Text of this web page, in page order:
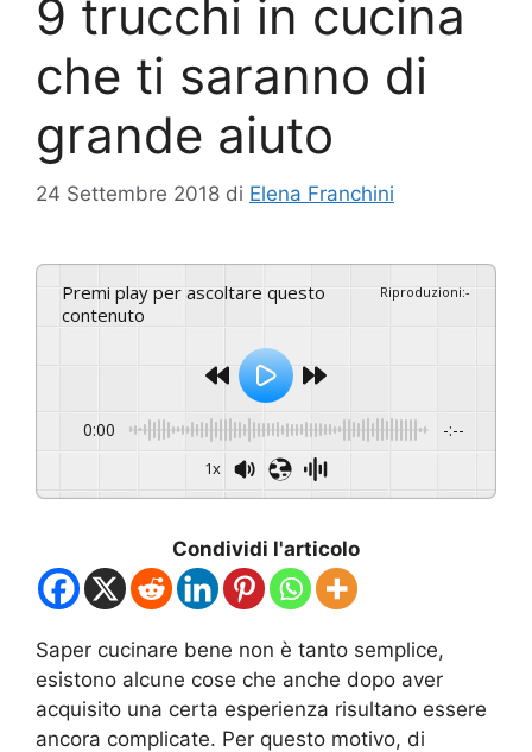
9 trucchi in cucina
che ti saranno di
grande aiuto
24 Settembre 2018 di Elena Franchini
Premi play per ascoltare questo
contenuto
Riproduzioni:-
0:00 -:--
1x
Condividi l'articolo
Saper cucinare bene non è tanto semplice,
esistono alcune cose che anche dopo aver
acquisito una certa esperienza risultano essere
ancora complicate. Per questo motivo, di